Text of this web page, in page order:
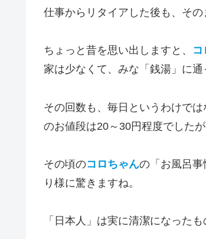
仕事からリタイアした後も、そ
ちょっと昔を思い出しますと、
家は少なくて、みな「銭湯」に通
その回数も、毎日というわけで
のお値段は20～30円程度でした
その頃のコロちゃんの「お風呂
り様に驚きますね。
「日本人」は実に清潔になったも